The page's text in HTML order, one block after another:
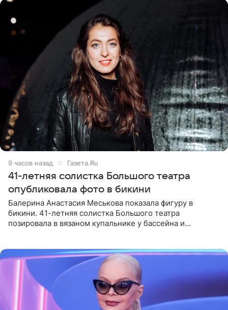
9 часов назад Газета.Ru
41-летняя солистка Большого театра
опубликовала фото в бикини
Балерина Анастасия Меськова показала фигуру в
бикини. 41-летняя солистка Большого театра
позировала в вязаном купальнике у бассейна и